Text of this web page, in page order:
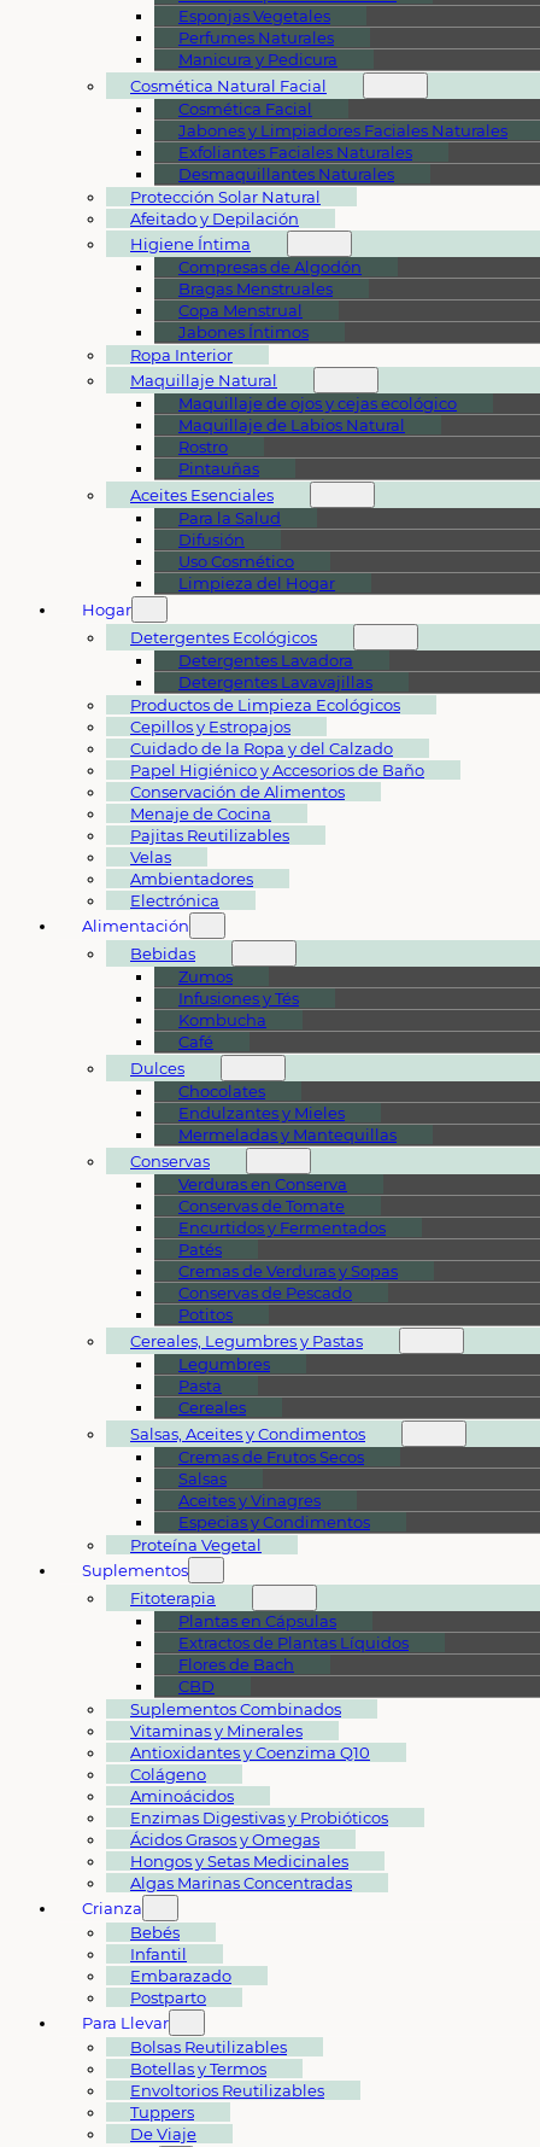
Esponjas Vegetales
Perfumes Naturales
Manicura y Pedicura
Cosmética Natural Facial
Cosmética Facial
Jabones y Limpiadores Faciales Naturales
Exfoliantes Faciales Naturales
Desmaquillantes Naturales
Protección Solar Natural
Afeitado y Depilación
Higiene Íntima
Compresas de Algodón
Bragas Menstruales
Copa Menstrual
Jabones Íntimos
Ropa Interior
Maquillaje Natural
Maquillaje de ojos y cejas ecológico
Maquillaje de Labios Natural
Rostro
Pintauñas
Aceites Esenciales
Para la Salud
Difusión
Uso Cosmético
Limpieza del Hogar
Hogar
Detergentes Ecológicos
Detergentes Lavadora
Detergentes Lavavajillas
Productos de Limpieza Ecológicos
Cepillos y Estropajos
Cuidado de la Ropa y del Calzado
Papel Higiénico y Accesorios de Baño
Conservación de Alimentos
Menaje de Cocina
Pajitas Reutilizables
Velas
Ambientadores
Electrónica
Alimentación
Bebidas
Zumos
Infusiones y Tés
Kombucha
Café
Dulces
Chocolates
Endulzantes y Mieles
Mermeladas y Mantequillas
Conservas
Verduras en Conserva
Conservas de Tomate
Encurtidos y Fermentados
Patés
Cremas de Verduras y Sopas
Conservas de Pescado
Potitos
Cereales, Legumbres y Pastas
Legumbres
Pasta
Cereales
Salsas, Aceites y Condimentos
Cremas de Frutos Secos
Salsas
Aceites y Vinagres
Especias y Condimentos
Proteína Vegetal
Suplementos
Fitoterapia
Plantas en Cápsulas
Extractos de Plantas Líquidos
Flores de Bach
CBD
Suplementos Combinados
Vitaminas y Minerales
Antioxidantes y Coenzima Q10
Colágeno
Aminoácidos
Enzimas Digestivas y Probióticos
Ácidos Grasos y Omegas
Hongos y Setas Medicinales
Algas Marinas Concentradas
Crianza
Bebés
Infantil
Embarazado
Postparto
Para Llevar
Bolsas Reutilizables
Botellas y Termos
Envoltorios Reutilizables
Tuppers
De Viaje